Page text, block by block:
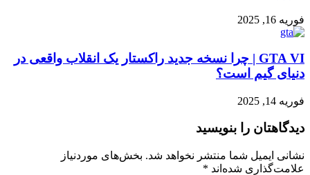
فوریه 16, 2025
GTA VI | چرا نسخه جدید راکستار یک انقلاب واقعی در
دنیای گیم است؟
فوریه 14, 2025
دیدگاهتان را بنویسید
نشانی ایمیل شما منتشر نخواهد شد. بخش‌های موردنیاز
علامت‌گذاری شده‌اند *